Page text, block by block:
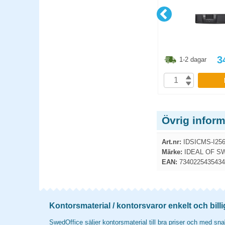
1-2 dagar
Övrig
Art.nr: IDSICMS-
Märke: IDEAL OF
EAN: 7340225435434
Kontorsmaterial / kontorsvaror enkelt och
SwedOffice säljer kontorsmaterial till bra priser och med